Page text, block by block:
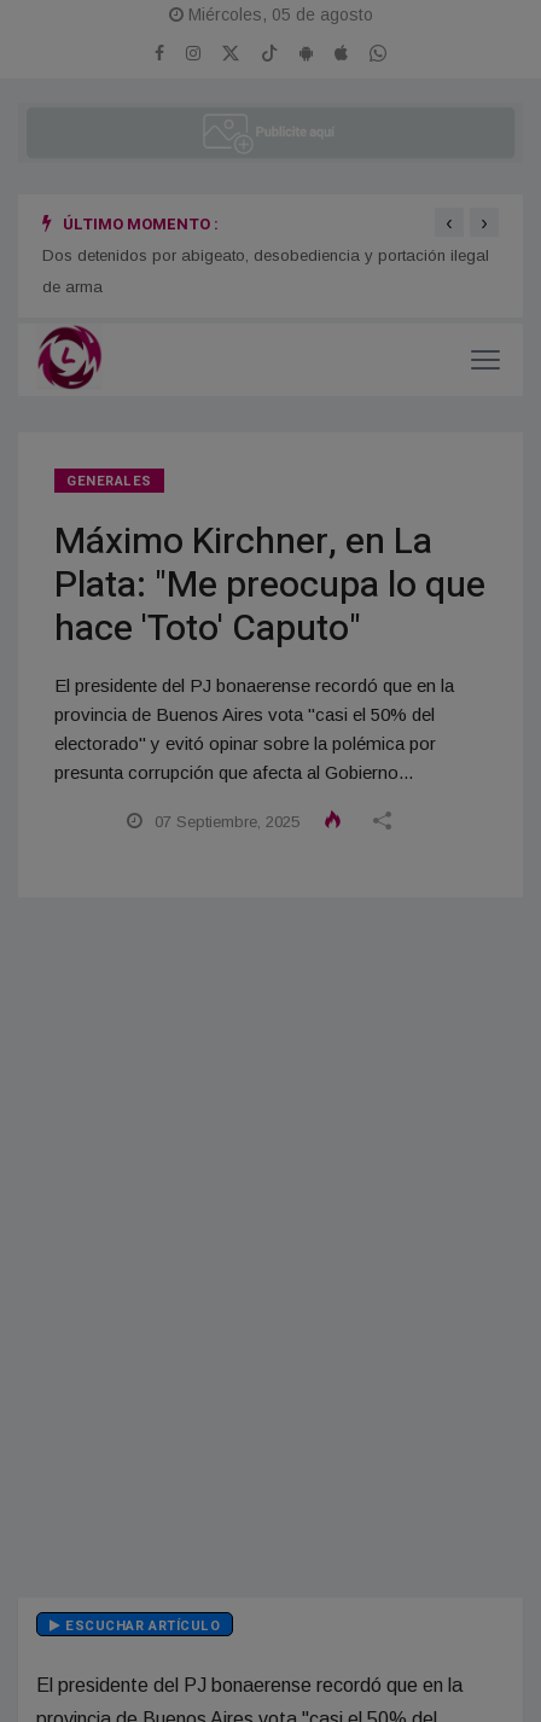
Miércoles, 05 de agosto
ÚLTIMO MOMENTO :
Dos detenidos por abigeato, desobediencia y portación ilegal
de arma
‹ ›
GENERALES
Máximo Kirchner, en La
Plata: "Me preocupa lo que
hace 'Toto' Caputo"
El presidente del PJ bonaerense recordó que en la
provincia de Buenos Aires vota "casi el 50% del
electorado" y evitó opinar sobre la polémica por
presunta corrupción que afecta al Gobierno...
07 Septiembre, 2025
ESCUCHAR ARTÍCULO
El presidente del PJ bonaerense recordó que en la